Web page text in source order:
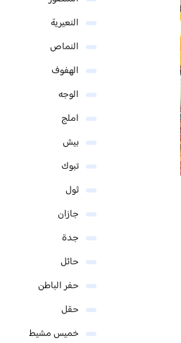
النعيرية
النماص
الهفوف
الوجه
املج
بيش
تبوك
ثول
جازان
جدة
حائل
حفر الباطن
حقل
خميس مشيط